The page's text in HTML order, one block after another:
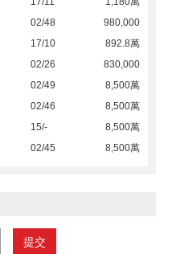
02/48
980,000
17/10
892.8萬
02/26
830,000
02/49
8,500萬
02/46
8,500萬
15/-
8,500萬
02/45 8,500萬
提交